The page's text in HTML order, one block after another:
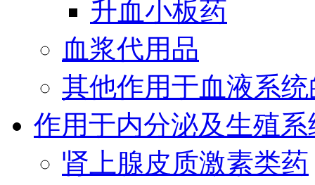
升血小板药
血浆代用品
其他作用于血液系
作用于内分泌及生殖
肾上腺皮质激素类药